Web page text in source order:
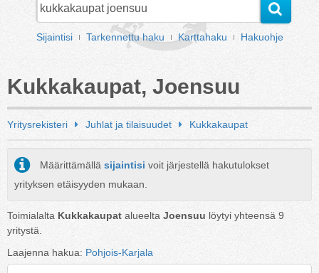
Sijaintisi Tarkennettu haku Karttahaku Hakuohje
Kukkakaupat, Joensuu
Yritysrekisteri Juhlat ja tilaisuudet Kukkakaupat
Määrittämällä sijaintisi voit järjestellä hakutulokset
yrityksen etäisyyden mukaan.
Toimialalta Kukkakaupat alueelta Joensuu löytyi yhteensä 9
yritystä.
Laajenna hakua: Pohjois-Karjala